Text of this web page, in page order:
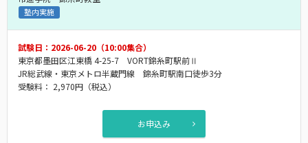
塾内実施
試験日：2026-06-20（10:00集合）
東京都墨田区江東橋 4-25-7 VORT錦糸町駅前Ⅱ
JR総武線・東京メトロ半蔵門線 錦糸町駅南口徒歩3分
受験料： 2,970円 （税込）
お申込み